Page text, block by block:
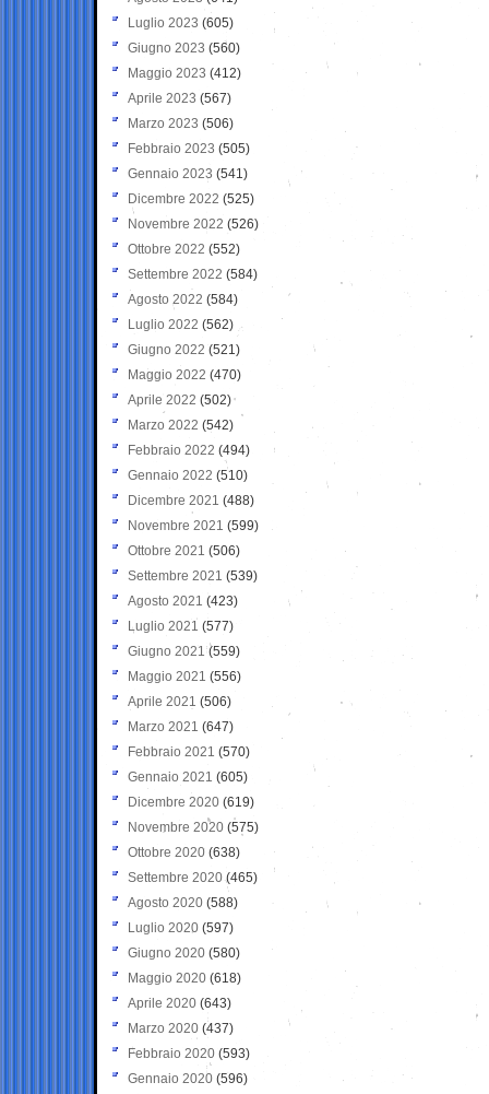
Luglio 2023 (605)
Giugno 2023 (560)
Maggio 2023 (412)
Aprile 2023 (567)
Marzo 2023 (506)
Febbraio 2023 (505)
Gennaio 2023 (541)
Dicembre 2022 (525)
Novembre 2022 (526)
Ottobre 2022 (552)
Settembre 2022 (584)
Agosto 2022 (584)
Luglio 2022 (562)
Giugno 2022 (521)
Maggio 2022 (470)
Aprile 2022 (502)
Marzo 2022 (542)
Febbraio 2022 (494)
Gennaio 2022 (510)
Dicembre 2021 (488)
Novembre 2021 (599)
Ottobre 2021 (506)
Settembre 2021 (539)
Agosto 2021 (423)
Luglio 2021 (577)
Giugno 2021(559)
Maggio 2021 (556)
Aprile 2021 (506)
Marzo 2021 (647)
Febbraio 2021 (570)
Gennaio 2021 (605)
Dicembre 2020 (619)
Novembre 2020 (575)
Ottobre 2020 (638)
Settembre 2020(465)
Agosto 2020 (588)
Luglio 2020 (597)
Giugno 2020 (580)
Maggio 2020 (618)
Aprile 2020 (643)
Marzo 2020 (437)
Febbraio 2020 (593)
Gennaio 2020 (596)